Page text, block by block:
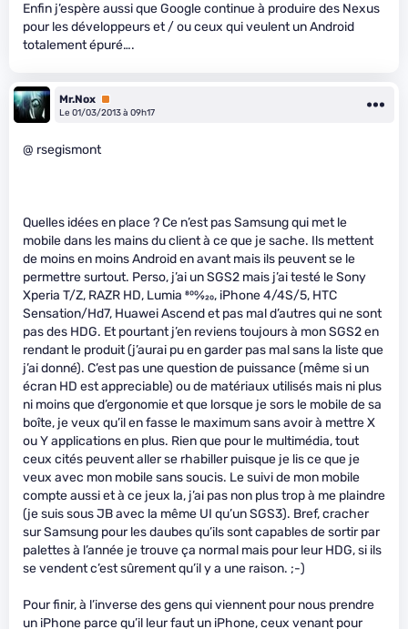
Enfin j’espère aussi que Google continue à produire des Nexus
pour les développeurs et / ou ceux qui veulent un Android
totalement épuré….
Mr.Nox Premium
Le 01/03/2013 à 09h17
@ rsegismont
Quelles idées en place ? Ce n’est pas Samsung qui met le
mobile dans les mains du client à ce que je sache. Ils mettent
de moins en moins Android en avant mais ils peuvent se le
permettre surtout. Perso, j’ai un SGS2 mais j’ai testé le Sony
Xperia T/Z, RAZR HD, Lumia 800⁄920, iPhone 4/4S/5, HTC
Sensation/Hd7, Huawei Ascend et pas mal d’autres qui ne sont
pas des HDG. Et pourtant j’en reviens toujours à mon SGS2 en
rendant le produit (j’aurai pu en garder pas mal sans la liste que
j’ai donné). C’est pas une question de puissance (même si un
écran HD est appreciable) ou de matériaux utilisés mais ni plus
ni moins que d’ergonomie et que lorsque je sors le mobile de sa
boîte, je veux qu’il en fasse le maximum sans avoir à mettre X
ou Y applications en plus. Rien que pour le multimédia, tout
ceux cités peuvent aller se rhabiller puisque je lis ce que je
veux avec mon mobile sans soucis. Le suivi de mon mobile
compte aussi et à ce jeux la, j’ai pas non plus trop à me plaindre
(je suis sous JB avec la même UI qu’un SGS3). Bref, cracher
sur Samsung pour les daubes qu’ils sont capables de sortir par
palettes à l’année je trouve ça normal mais pour leur HDG, si ils
se vendent c’est sûrement qu’il y a une raison. ;-)
Pour finir, à l’inverse des gens qui viennent pour nous prendre
un iPhone parce qu’il leur faut un iPhone, ceux venant pour